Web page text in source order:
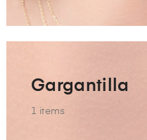
Gargantilla
1 items